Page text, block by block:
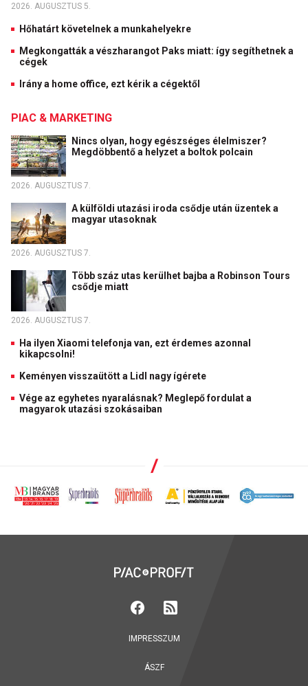
2026. AUGUSZTUS 5.
Hőhatárt követelnek a munkahelyekre
Megkongatták a vészharangot Paks miatt: így segíthetnek a
cégek
Irány a home office, ezt kérik a cégektől
PIAC & MARKETING
Nincs olyan, hogy egészséges élelmiszer?
Megdöbbentő a helyzet a boltok polcain
2026. AUGUSZTUS 7.
A külföldi utazási iroda csődje után üzentek a
magyar utasoknak
2026. AUGUSZTUS 7.
Több száz utas kerülhet bajba a Robinson Tours
csődje miatt
2026. AUGUSZTUS 7.
Ha ilyen Xiaomi telefonja van, ezt érdemes azonnal
kikapcsolni!
Keményen visszaütött a Lidl nagy ígérete
Vége az egyhetes nyaralásnak? Meglepő fordulat a
magyarok utazási szokásaiban
IMPRESSZUM
ÁSZF